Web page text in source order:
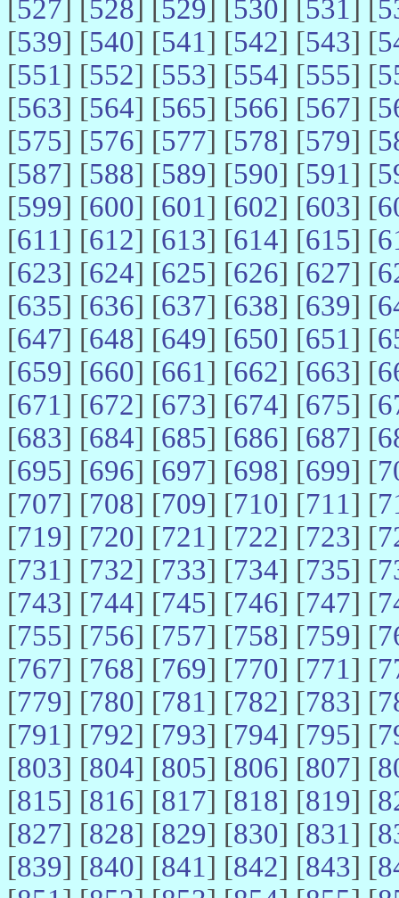
[527] [528] [529] [530] [531] [
[539] [540] [541] [542] [543] [
[551] [552] [553] [554] [555] [
[563] [564] [565] [566] [567] [
[575] [576] [577] [578] [579] [
[587] [588] [589] [590] [591] [
[599] [600] [601] [602] [603] [
[611] [612] [613] [614] [615] [
[623] [624] [625] [626] [627] [
[635] [636] [637] [638] [639] [
[647] [648] [649] [650] [651] [
[659] [660] [661] [662] [663] [
[671] [672] [673] [674] [675] [
[683] [684] [685] [686] [687] [
[695] [696] [697] [698] [699] [
[707] [708] [709] [710] [711] [
[719] [720] [721] [722] [723] [
[731] [732] [733] [734] [735] [
[743] [744] [745] [746] [747] [
[755] [756] [757] [758] [759] [
[767] [768] [769] [770] [771] [
[779] [780] [781] [782] [783] [
[791] [792] [793] [794] [795] [
[803] [804] [805] [806] [807] [
[815] [816] [817] [818] [819] [
[827] [828] [829] [830] [831] [
[839] [840] [841] [842] [843] [